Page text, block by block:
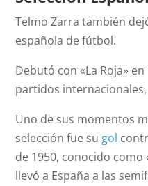
Telmo Zarra también
española de fútbol.
Debutó con «La Roja»
partidos
Uno de sus momentos
selección fue sugol
de 1950, conocido
llevó a España a las